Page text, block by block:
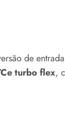
de
turbo flex,